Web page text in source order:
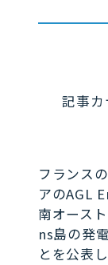
記事カ
フランス
アのAGL
南オース
ns島の発
とを公表